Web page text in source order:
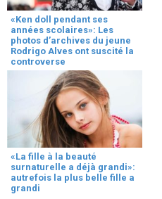
«Ken doll pendant ses
années scolaires»: Les
photos d’archives du jeune
Rodrigo Alves ont suscité la
controverse
«La fille à la beauté
surnaturelle a déjà grandi»:
autrefois la plus belle fille a
grandi